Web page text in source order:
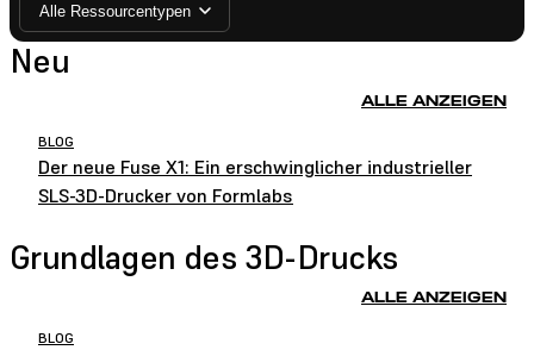
Alle Ressourcentypen
Neu
ALLE ANZEIGEN
BLOG
Der neue Fuse X1: Ein erschwinglicher industrieller
SLS-3D-Drucker von Formlabs
Grundlagen des 3D-Drucks
ALLE ANZEIGEN
BLOG